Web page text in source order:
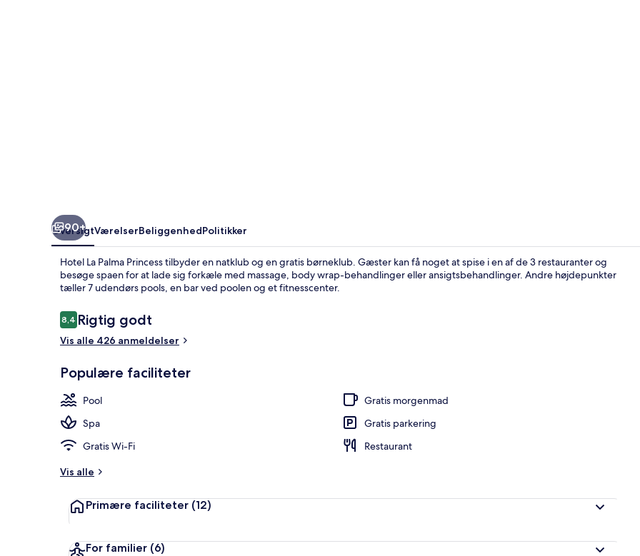
90+
OversigtVærelserBeliggenhedPolitikker
Hotel La Palma Princess tilbyder en natklub og en gratis børneklub. Gæster kan få noget at spise i en af de 3 restauranter og
besøge spaen for at lade sig forkæle med massage, body wrap-behandlinger eller ansigtsbehandlinger. Andre højdepunkter
tæller 7 udendørs pools, en bar ved poolen og et fitnesscenter.
Anmeldelser
8,48,4 ud af 10.
Rigtig godt
Vis alle 426 anmeldelser
Populære faciliteter
Pool
Gratis morgenmad
Spa
Gratis parkering
Gratis Wi-Fi
Restaurant
Vis alle
Primære faciliteter (12)
For familier (6)